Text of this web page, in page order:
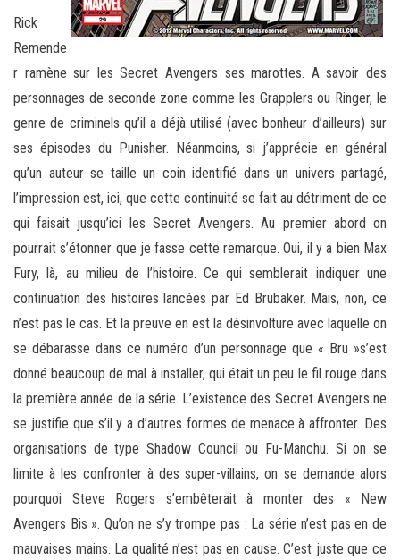
Rick
Remende
r ramène sur les Secret Avengers ses marottes. A savoir des
personnages de seconde zone comme les Grapplers ou Ringer, le
genre de criminels qu’il a déjà utilisé (avec bonheur d’ailleurs) sur
ses épisodes du Punisher. Néanmoins, si j’apprécie en général
qu’un auteur se taille un coin identifié dans un univers partagé,
l’impression est, ici, que cette continuité se fait au détriment de ce
qui faisait jusqu’ici les Secret Avengers. Au premier abord on
pourrait s’étonner que je fasse cette remarque. Oui, il y a bien Max
Fury, là, au milieu de l’histoire. Ce qui semblerait indiquer une
continuation des histoires lancées par Ed Brubaker. Mais, non, ce
n’est pas le cas. Et la preuve en est la désinvolture avec laquelle on
se débarasse dans ce numéro d’un personnage que « Bru »s’est
donné beaucoup de mal à installer, qui était un peu le fil rouge dans
la première année de la série. L’existence des Secret Avengers ne
se justifie que s’il y a d’autres formes de menace à affronter. Des
organisations de type Shadow Council ou Fu-Manchu. Si on se
limite à les confronter à des super-villains, on se demande alors
pourquoi Steve Rogers s’embêterait à monter des « New
Avengers Bis ». Qu’on ne s’y trompe pas : La série n’est pas en de
mauvaises mains. La qualité n’est pas en cause. C’est juste que ce